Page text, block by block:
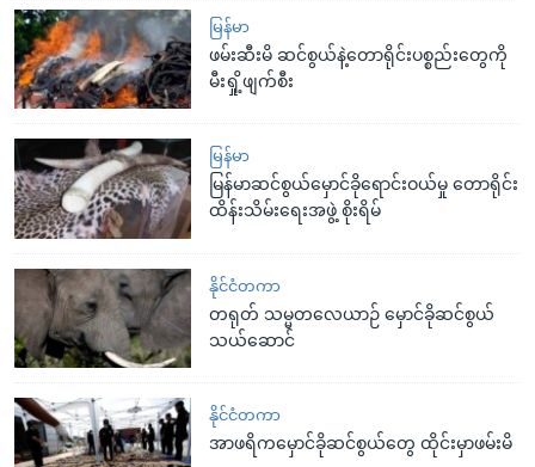
မြန်မာ
ဖမ်းဆီးမိ ဆင်စွယ်နဲ့တောရိုင်းပစ္စည်းတွေကို
မီးရှို့ဖျက်စီး
မြန်မာ
မြန်မာဆင်စွယ်မှောင်ခိုရောင်းဝယ်မှု တောရိုင်း
ထိန်းသိမ်းရေးအဖွဲ့ စိုးရိမ်
နိုင်ငံတကာ
တရုတ် သမ္မတလေယာဉ် မှောင်ခိုဆင်စွယ်
သယ်ဆောင်
နိုင်ငံတကာ
အာဖရိကမှောင်ခိုဆင်စွယ်တွေ ထိုင်းမှာဖမ်းမိ